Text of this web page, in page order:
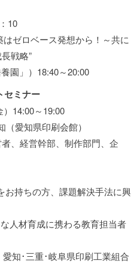
10
ロベース発想から！～共に
戦略”
園」）18:40～20:00
セミナー
14:00～19:00
愛知県印刷会館）
、経営幹部、制作部門、企
お持ちの方、課題解決手法に興
人材育成に携わる教育担当者
知･三重･岐阜県印刷工業組合